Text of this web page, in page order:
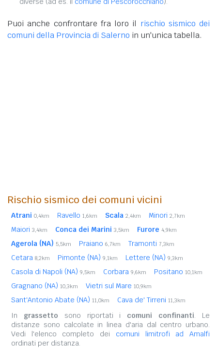
Puoi anche confrontare fra loro il rischio sismico dei
comuni della Provincia di Salerno in un'unica tabella.
Rischio sismico dei comuni vicini
Atrani 0,4km Ravello 1,6km Scala 2,4km Minori 2,7km
Maiori 3,4km Conca dei Marini 3,5km Furore 4,9km
Agerola (NA) 5,5km Praiano 6,7km Tramonti 7,3km
Cetara 8,2km Pimonte (NA) 9,1km Lettere (NA) 9,3km
Casola di Napoli (NA) 9,5km Corbara 9,6km Positano 10,1km
Gragnano (NA) 10,3km Vietri sul Mare 10,9km
Sant'Antonio Abate (NA) 11,0km Cava de' Tirreni 11,3km
In grassetto sono riportati i comuni confinanti. Le
distanze sono calcolate in linea d'aria dal centro urbano.
Vedi l'elenco completo dei comuni limitrofi ad Amalfi
ordinati per distanza.